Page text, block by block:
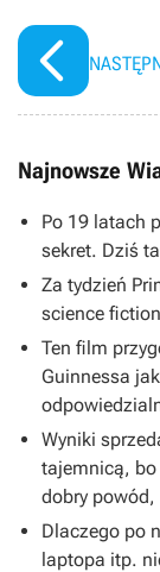
Najnowsze
Po 19 latach
sekret. Dziś
Za tydzień
science
Ten film
Guinnessa
Wyniki
tajemnicą, bo
dobry powód,
Dlaczego po
laptopa itp.